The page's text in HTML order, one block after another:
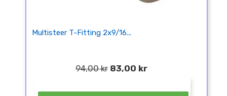
Multisteer T-Fitting 2x9/16...
94,00 kr 83,00 kr